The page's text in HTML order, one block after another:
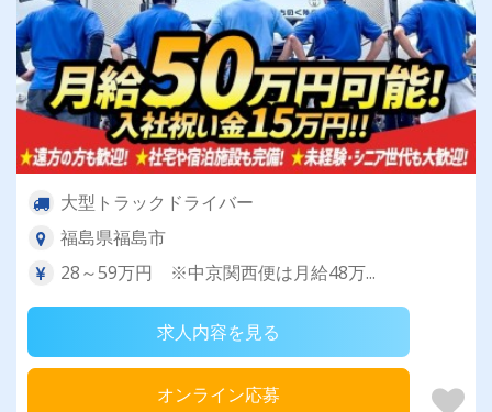
大型トラックドライバー
福島県福島市
28～59万円 ※中京関西便は月給48万...
求人内容を見る
オンライン応募